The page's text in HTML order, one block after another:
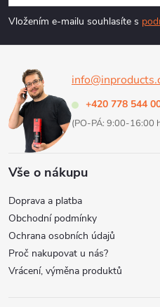
í
p
v
k
y
ý
p
i
pVložením e-mailu souhlasíte s
+420 778 544
(PO-PÁ: 9:00-16:00
Vše o nákupu
Doprava a platba
Obchodní podmínky
Ochrana osobních údajů
Proč nakupovat u nás?
Vrácení, výměna produktů